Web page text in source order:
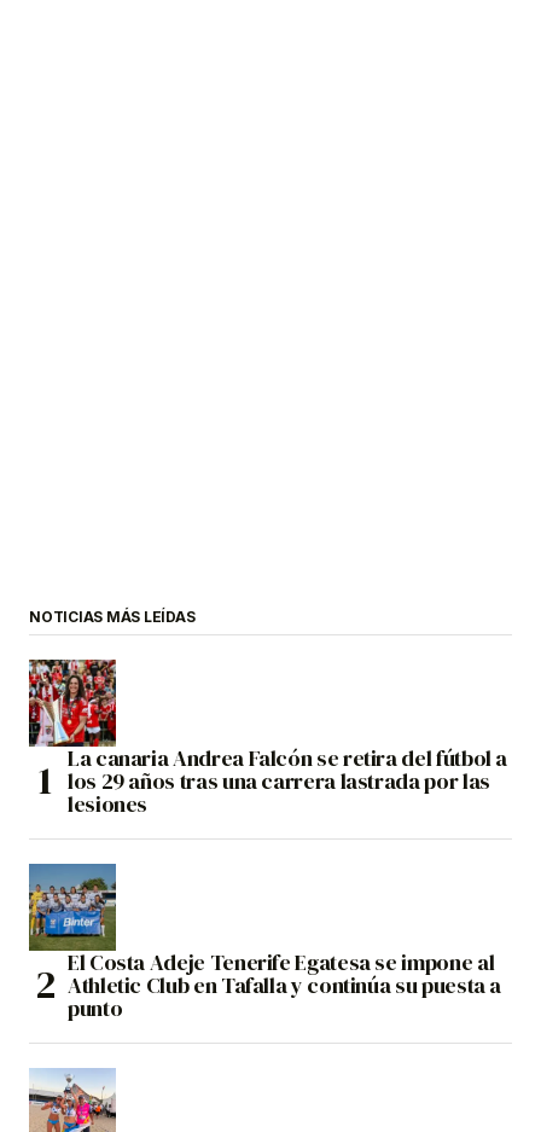
NOTICIAS MÁS LEÍDAS
La canaria Andrea Falcón se retira del fútbol a
los 29 años tras una carrera lastrada por las
lesiones
El Costa Adeje Tenerife Egatesa se impone al
Athletic Club en Tafalla y continúa su puesta a
punto